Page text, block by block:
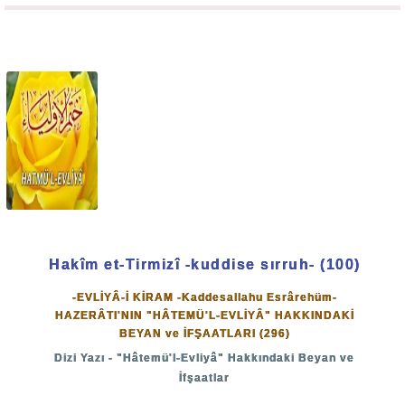
Bugün o kadar büyük fitneler var, küfür, isyan, azgınlık,
sapkınlık o kadar aşikâr işleniyor, insanlar bu azgınlıkları o
kadar kanıksamış ki; böyle böyle, dinsizlik, deizm gibi
imansızlıklar artıyor. Tehlike çok büyük ve her geçen gün
daha da büyüyor.
Şöyle bir misal verelim:
Gazzeliler büyük zulüm görüyor. Açlıktan ölüyorlar. Onlar
için çok üzülüyoruz, insanlığımızın, İslâm olmamızın
Hakîm et-Tirmizî -kuddise sırruh- (100)
-EVLİYÂ-İ KİRAM -Kaddesallahu Esrârehüm-
HAZERÂTI'NIN "HÂTEMÜ'L-EVLİYÂ" HAKKINDAKİ
BEYAN ve İFŞAATLARI (296)
Dizi Yazı - "Hâtemü'l-Evliyâ" Hakkındaki Beyan ve
İfşaatlar